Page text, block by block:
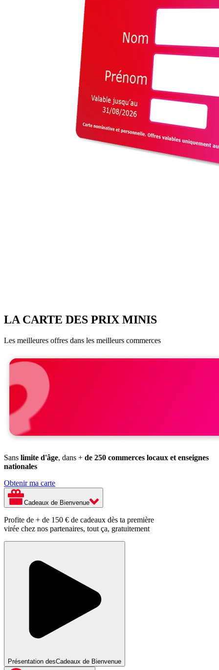
LA CARTE DES PRIX MINIS
Les meilleures offres dans les meilleurs commerces
Sans limite d'âge, dans + de 250 commerces locaux et enseignes
nationales
Obtenir ma carte
Cadeaux de Bienvenue
Profite de + de 150 € de cadeaux dès ta première
virée chez nos partenaires, tout ça, gratuitement
Présentation desCadeaux de Bienvenue